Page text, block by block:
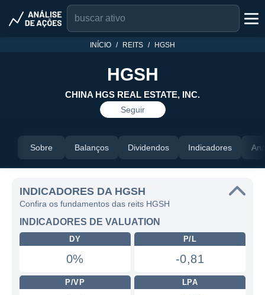
INÍCIO REITS HGSH
HGSH
CHINA HGS REAL ESTATE, INC.
Seguir
Sobre Balanços Dividendos Indicadores
INDICADORES DA HGSH
Confira os fundamentos das reits HGSH
INDICADORES DE VALUATION
DY
0%
P/L
-0,81
P/VP LPA